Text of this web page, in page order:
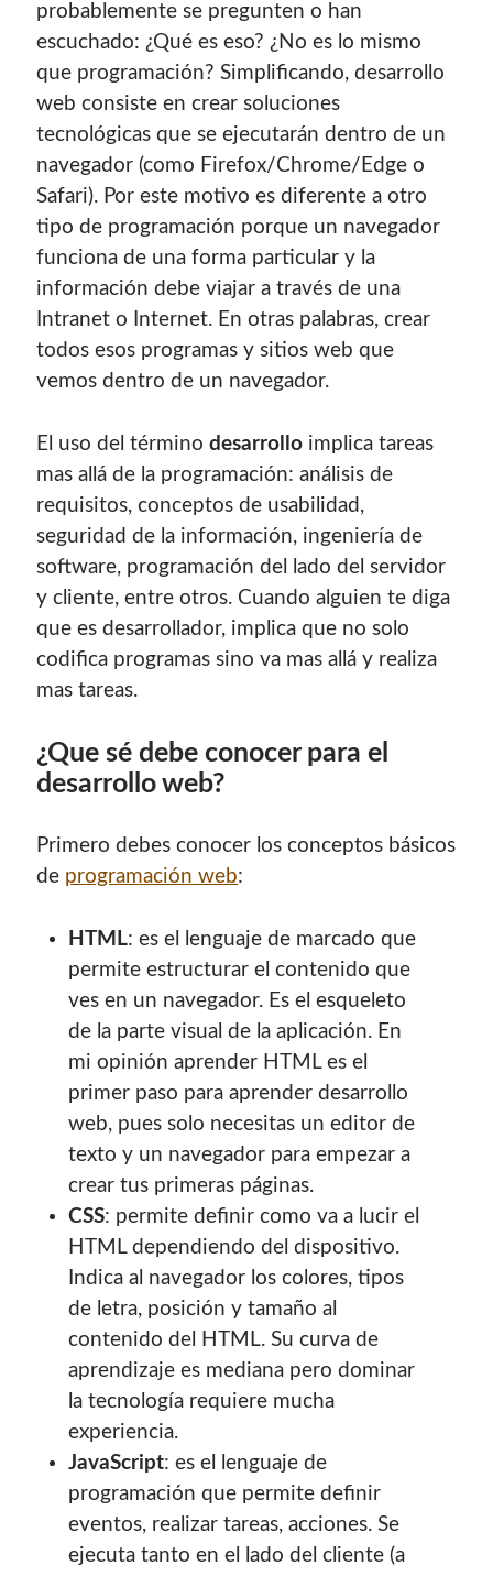
probablemente se pregunten o han
escuchado: ¿Qué es eso? ¿No es lo mismo
que programación? Simplificando, desarrollo
web consiste en crear soluciones
tecnológicas que se ejecutarán dentro de un
navegador (como Firefox/Chrome/Edge o
Safari). Por este motivo es diferente a otro
tipo de programación porque un navegador
funciona de una forma particular y la
información debe viajar a través de una
Intranet o Internet. En otras palabras, crear
todos esos programas y sitios web que
vemos dentro de un navegador.
El uso del términodesarrollo implica tareas
mas allá de la programación: análisis de
requisitos, conceptos de usabilidad,
seguridad de la información, ingeniería de
software, programación del lado del servidor
y cliente, entre otros. Cuando alguien te diga
que es desarrollador, implica que no solo
codifica programas sino va mas allá y realiza
mas tareas.
¿Que sé debe conocer para el
desarrollo web?
Primero debes conocer los conceptos básicos
de programación web:
HTML: es el lenguaje de marcado que
permite estructurar el contenido que
ves en un navegador. Es el esqueleto
de la parte visual de la aplicación. En
mi opinión aprender HTML es el
primer paso para aprender desarrollo
web, pues solo necesitas un editor de
texto y un navegador para empezar a
crear tus primeras páginas.
CSS: permite definir como va a lucir el
HTML dependiendo del dispositivo.
Indica al navegador los colores, tipos
de letra, posición y tamaño al
contenido del HTML. Su curva de
aprendizaje es mediana pero dominar
la tecnología requiere mucha
experiencia.
JavaScript: es el lenguaje de
programación que permite definir
eventos, realizar tareas, acciones. Se
ejecuta tanto en el lado del cliente (a